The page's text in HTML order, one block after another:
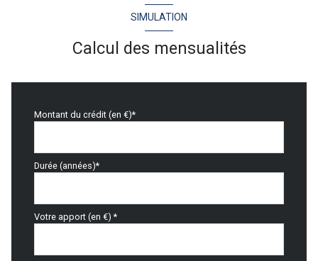
SIMULATION
Calcul des mensualités
Montant du crédit (en €)*
Durée (années)*
Votre apport (en €) *